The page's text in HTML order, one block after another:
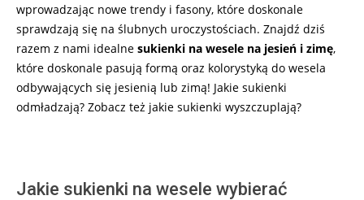
wprowadzając nowe trendy i fasony, które doskonale
sprawdzają się na ślubnych uroczystościach. Znajdź dziś
razem z nami idealne sukienki na wesele na jesień i zimę,
które doskonale pasują formą oraz kolorystyką do wesela
odbywających się jesienią lub zimą! Jakie sukienki
odmładzają? Zobacz też jakie sukienki wyszczuplają?
Jakie sukienki na wesele wybierać